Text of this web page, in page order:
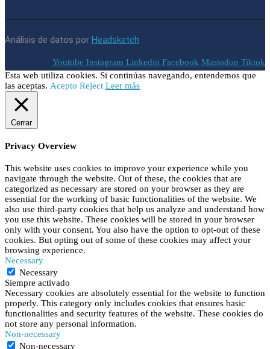
Análisis de datos por Headsketch
Youtube Instagram Linkedin Facebook Mastodon Tiktok
Esta web utiliza cookies. Si continúas navegando, entendemos que
las aceptas. Acepto Reject Leer más
Cerrar
Privacy Overview
This website uses cookies to improve your experience while you
navigate through the website. Out of these, the cookies that are
categorized as necessary are stored on your browser as they are
essential for the working of basic functionalities of the website. We
also use third-party cookies that help us analyze and understand how
you use this website. These cookies will be stored in your browser
only with your consent. You also have the option to opt-out of these
cookies. But opting out of some of these cookies may affect your
browsing experience.
Necessary
Necessary
Siempre activado
Necessary cookies are absolutely essential for the website to function
properly. This category only includes cookies that ensures basic
functionalities and security features of the website. These cookies do
not store any personal information.
Non-necessary
Non-necessary